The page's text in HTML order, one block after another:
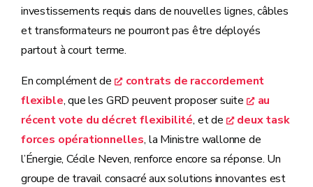
investissements requis dans de nouvelles lignes, câbles
et transformateurs ne pourront pas être déployés
partout à court terme.
En complément de
contrats de raccordement
flexible, que les GRD peuvent proposer suite
au
récent vote du décret flexibilité, et de
deux task
forces opérationnelles, la Ministre wallonne de
l’Énergie, Cécile Neven, renforce encore sa réponse. Un
groupe de travail consacré aux solutions innovantes est